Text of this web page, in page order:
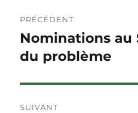
de
l'article
PRÉCÉDENT
Article
précédent :
Nominations au
du problème
SUIVANT